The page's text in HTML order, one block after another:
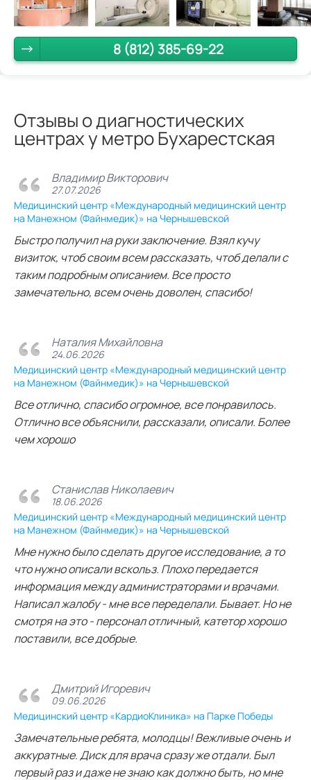
8 (812) 385-69-22
Отзывы о диагностических
центрах у метро Бухарестская
Владимир Викторович
27.07.2026
Медицинский центр «Международный медицинский центр
на Манежном (Файнмедик)» на Чернышевской
Быстро получил на руки заключение. Взял кучу
визиток, чтоб своим всем рассказать, чтоб делали с
таким подробным описанием. Все просто
замечательно, всем очень доволен, спасибо!
Наталия Михайловна
24.06.2026
Медицинский центр «Международный медицинский центр
на Манежном (Файнмедик)» на Чернышевской
Все отлично, спасибо огромное, все понравилось.
Отлично все объяснили, рассказали, описали. Более
чем хорошо
Станислав Николаевич
18.06.2026
Медицинский центр «Международный медицинский центр
на Манежном (Файнмедик)» на Чернышевской
Мне нужно было сделать другое исследование, а то
что нужно описали вскольз. Плохо передается
информация между администраторами и врачами.
Написал жалобу - мне все переделали. Бывает. Но не
смотря на это - персонал отличный, катетор хорошо
поставили, все добрые.
Дмитрий Игоревич
09.06.2026
Медицинский центр «КардиоКлиника» на Парке Победы
Замечательные ребята, молодцы! Вежливые очень и
аккуратные. Диск для врача сразу же отдали. Был
первый раз и даже не знаю как должно быть, но мне